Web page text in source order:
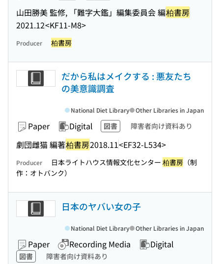
山田勝美 監修, 「難字大鑑」編集委員会 編柏書房
2021.12<KF11-M8>
Producer 柏書房
だから私はメイクする : 悪友たち
の美意識調査
Paper Digital 図書 障害者向け資料あり
劇団雌猫 編著柏書房2018.11<EF32-L534>
National Diet Library Other Libraries in Japan
Producer 日本ライトハウス情報文化センター 柏書房 （制
作：オトバンク）
日本のヤバい女の子
Paper Recording Media Digital
図書 障害者向け資料あり
National Diet Library Other Libraries in Japan